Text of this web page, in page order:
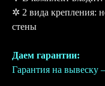
✲ 2 вида крепления:
стены
Даем гарантии:
Гарантия на